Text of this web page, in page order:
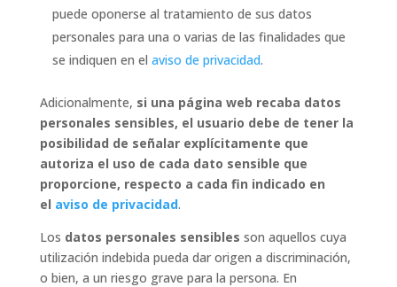
puede oponerse al tratamiento de sus datos
personales para una o varias de las finalidades que
se indiquen en el aviso de privacidad.
Adicionalmente, si una página web recaba datos
personales sensibles, el usuario debe de tener la
posibilidad de señalar explícitamente que
autoriza el uso de cada dato sensible que
proporcione, respecto a cada fin indicado en
el aviso de privacidad.
Los datos personales sensibles son aquellos cuya
utilización indebida pueda dar origen a discriminación,
o bien, a un riesgo grave para la persona. En